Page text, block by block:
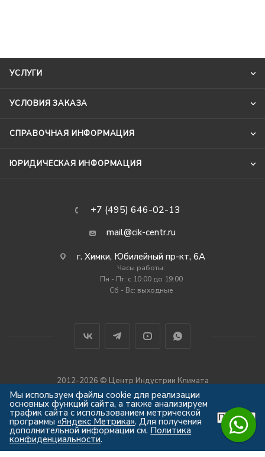
УСЛУГИ
УСЛОВИЯ ЗАКАЗА
СПРАВОЧНАЯ ИНФОРМАЦИЯ
ЮРИДИЧЕСКАЯ ИНФОРМАЦИЯ
+7 (495) 646-02-13
mail@cik-centr.ru
г. Химки, Юбилейный пр-кт, 6А
Часы работы:
Пн - Пт: c 10:00 до 19:00
Сб - Вс: выходные
2012-2026 © Центр Индустрии Климата
Все права защищены
Мы используем файлы cookie для реализации
основных функций сайта, а также анализируем
трафик сайта с использованием метрической
программы «Яндекс Метрика». Для получения
дополнительной информации см. Политика
конфиденциальности.
Принять